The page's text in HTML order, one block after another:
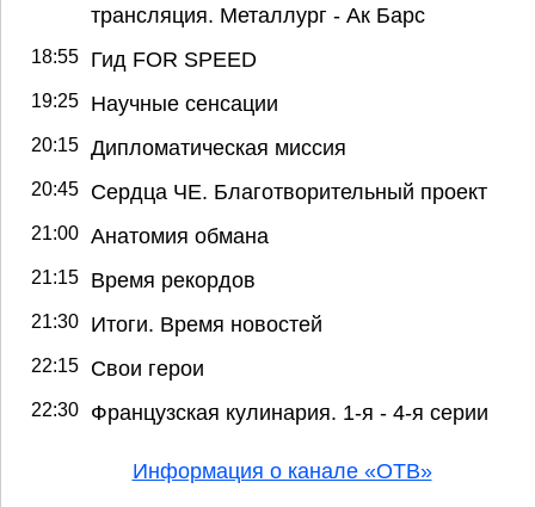
трансляция. Металлург - Ак Барс
18:55 Гид FOR SPEED
19:25 Научные сенсации
20:15 Дипломатическая миссия
20:45 Сердца ЧЕ. Благотворительный проект
21:00 Анатомия обмана
21:15 Время рекордов
21:30 Итоги. Время новостей
22:15 Свои герои
22:30 Французская кулинария. 1-я - 4-я серии
Информация о канале «ОТВ»